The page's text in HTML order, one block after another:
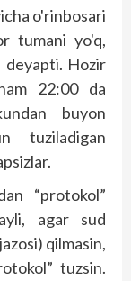
o'rinbosari
tumani yo'q,
deyapti. Hozir
22:00 da
buyon
tuziladigan
“protokol”
agar sud
qilmasin,
tuzsin.